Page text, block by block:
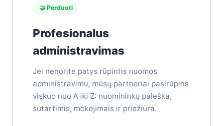
🤝 Perduoti
Profesionalus
administravimas
Jei nenorite patys rūpintis nuomos
administravimu, mūsų partneriai pasirūpins
viskuo nuo A iki Z: nuomininkų paieška,
sutartimis, mokėjimais ir priežiūra.